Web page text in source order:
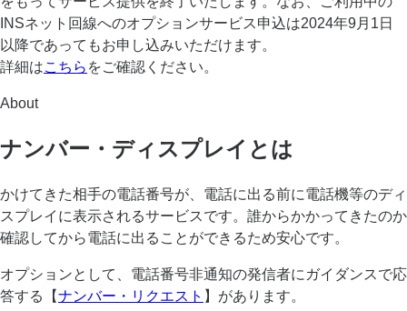
INSネット回線へのオプションサービス申込は2024年9月1日
以降であってもお申し込みいただけます。
詳細はこちら をご確認ください。
About
ナンバー・ディスプレイとは
かけてきた相手の電話番号が、電話に出る前に電話機等のディ
スプレイに表示されるサービスです。誰からかかってきたのか
確認してから電話に出ることができるため安心です。
オプションとして、電話番号非通知の発信者にガイダンスで応
答する【ナンバー・リクエスト 】があります。